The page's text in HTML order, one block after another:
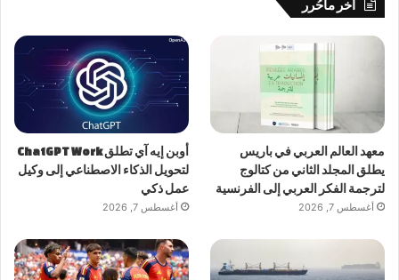
آخر ماحُرر
معهد العالم العربي في باريس
يطلق المجلد الثاني من كتالوج
لترجمة الفكر العربي إلى الفرنسية
أغسطس 7, 2026
أوبن إيه آي تطلق ChatGPT Work
لتحويل الذكاء الاصطناعي إلى وكيل
عمل ذكي
أغسطس 7, 2026